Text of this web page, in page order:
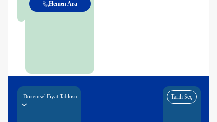
Hemen Ara
Dönemsel Fiyat Tablosu Tarih Seç